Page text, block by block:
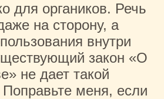
для органиков. Речь
на сторону, а
внутри
закон «О
не дает такой
меня, если